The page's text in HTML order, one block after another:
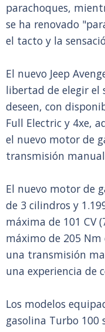
parachoques,
se ha renovado
el tacto y la
El nuevo Jeep
libertad de elegir el
deseen, con
Full Electric y 4xe,
el nuevo motor de
transmisión
El nuevo motor de
de 3 cilindros y
máxima de 101 CV
máximo de 205 Nm
una transmisión
una experiencia de
Los modelos
gasolina Turbo 100